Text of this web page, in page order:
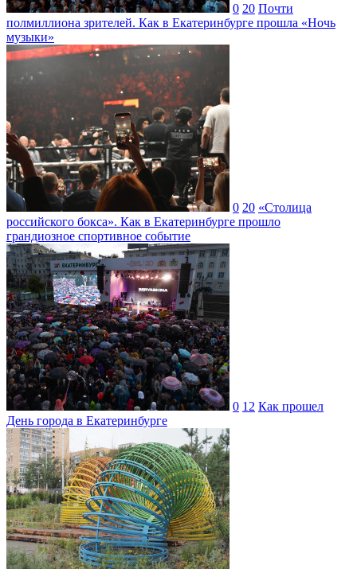
0 20 Почти
полмиллиона зрителей. Как в Екатеринбурге прошла «Ночь
музыки»
0 20 «Столица
российского бокса». Как в Екатеринбурге прошло
грандиозное спортивное событие
0 12 Как прошел
День города в Екатеринбурге